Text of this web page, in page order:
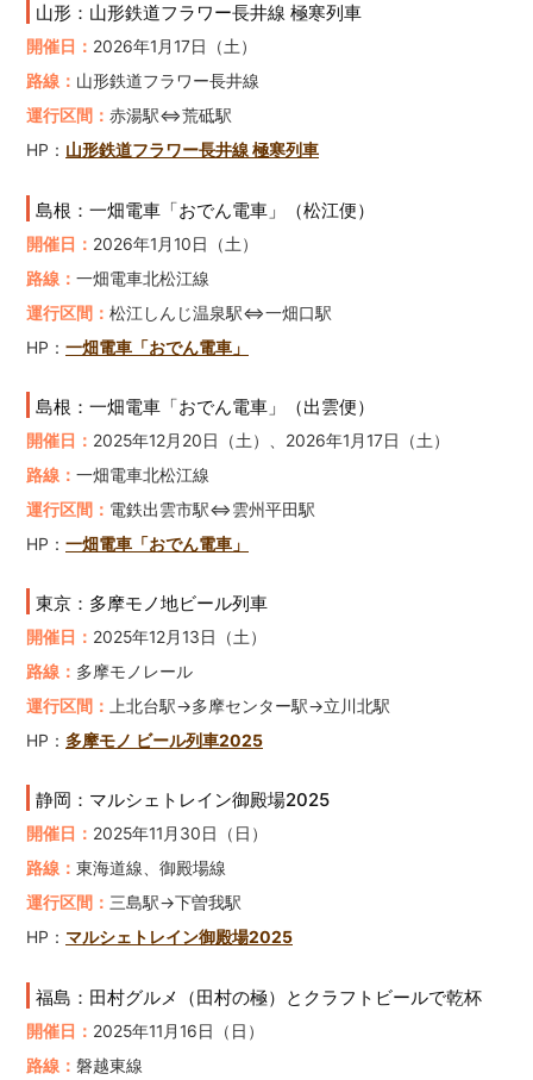
山形：山形鉄道フラワー長井線 極寒列車
開催日： 2026年1月17日（土）
路線： 山形鉄道フラワー長井線
運行区間： 赤湯駅⇔荒砥駅
HP： 山形鉄道フラワー長井線 極寒列車
島根：一畑電車「おでん電車」（松江便）
開催日： 2026年1月10日（土）
路線： 一畑電車北松江線
運行区間： 松江しんじ温泉駅⇔一畑口駅
HP： 一畑電車「おでん電車」
島根：一畑電車「おでん電車」（出雲便）
開催日： 2025年12月20日（土）、2026年1月17日（土）
路線： 一畑電車北松江線
運行区間： 電鉄出雲市駅⇔雲州平田駅
HP： 一畑電車「おでん電車」
東京：多摩モノ地ビール列車
開催日： 2025年12月13日（土）
路線： 多摩モノレール
運行区間：
上北台駅→多摩センター駅→立川北駅
HP： 多摩モノ ビール列車2025
静岡：マルシェトレイン御殿場2025
開催日： 2025年11月30日（日）
路線： 東海道線、御殿場線
運行区間： 三島駅→下曽我駅
HP： マルシェトレイン御殿場2025
福島：田村グルメ（田村の極）とクラフトビールで乾杯
開催日： 2025年11月16日（日）
路線： 磐越東線